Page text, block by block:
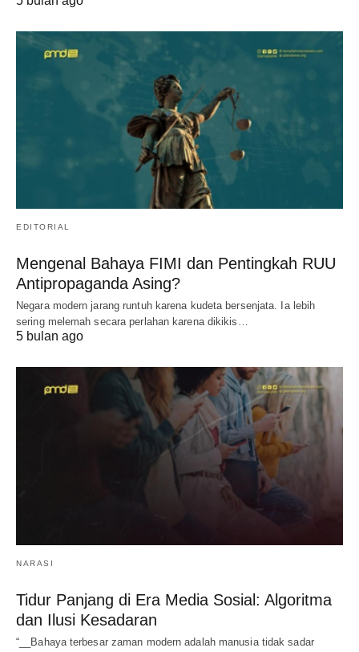
EDITORIAL
Mengenal Bahaya FIMI dan Pentingkah RUU
Antipropaganda Asing?
Negara modern jarang runtuh karena kudeta bersenjata. Ia lebih
sering melemah secara perlahan karena dikikis…
5 bulan ago
NARASI
Tidur Panjang di Era Media Sosial: Algoritma
dan Ilusi Kesadaran
“__Bahaya terbesar zaman modern adalah manusia tidak sadar